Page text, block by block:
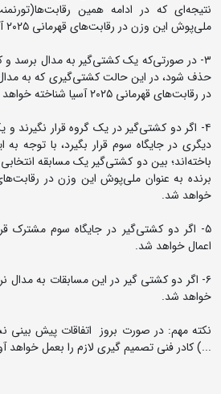
نتیجه‌ای که در ادامه همین
ملی‌پوش این وزن در رقابت‌های قهرمانی ۲۰۲۵ آسیا در اردن خواهد بود.
۳- در صورتی‌که یک کشتی‌گیر به مدال برسد و
حذف شود، در این حالت کشتی‌گیری که به
در رقابت‌های قهرمانی ۲۰۲۵ آسیا شناخته خواهد شد.
۴- اگر دو کشتی‌گیر در یک گروه قرار نگیرند
دیگری در جایگاه سوم قرار بگیرد، با توجه
باخته‌اند؛ بین دو کشتی‌گیر یک مسابقه
خواهد شد.
اعمال خواهد شد.
خواهد شد.
نکته مهم: در صورت بروز اتفاقات پیش
...) کادر فنی تصمیم گیری لازم را بعمل خواهد